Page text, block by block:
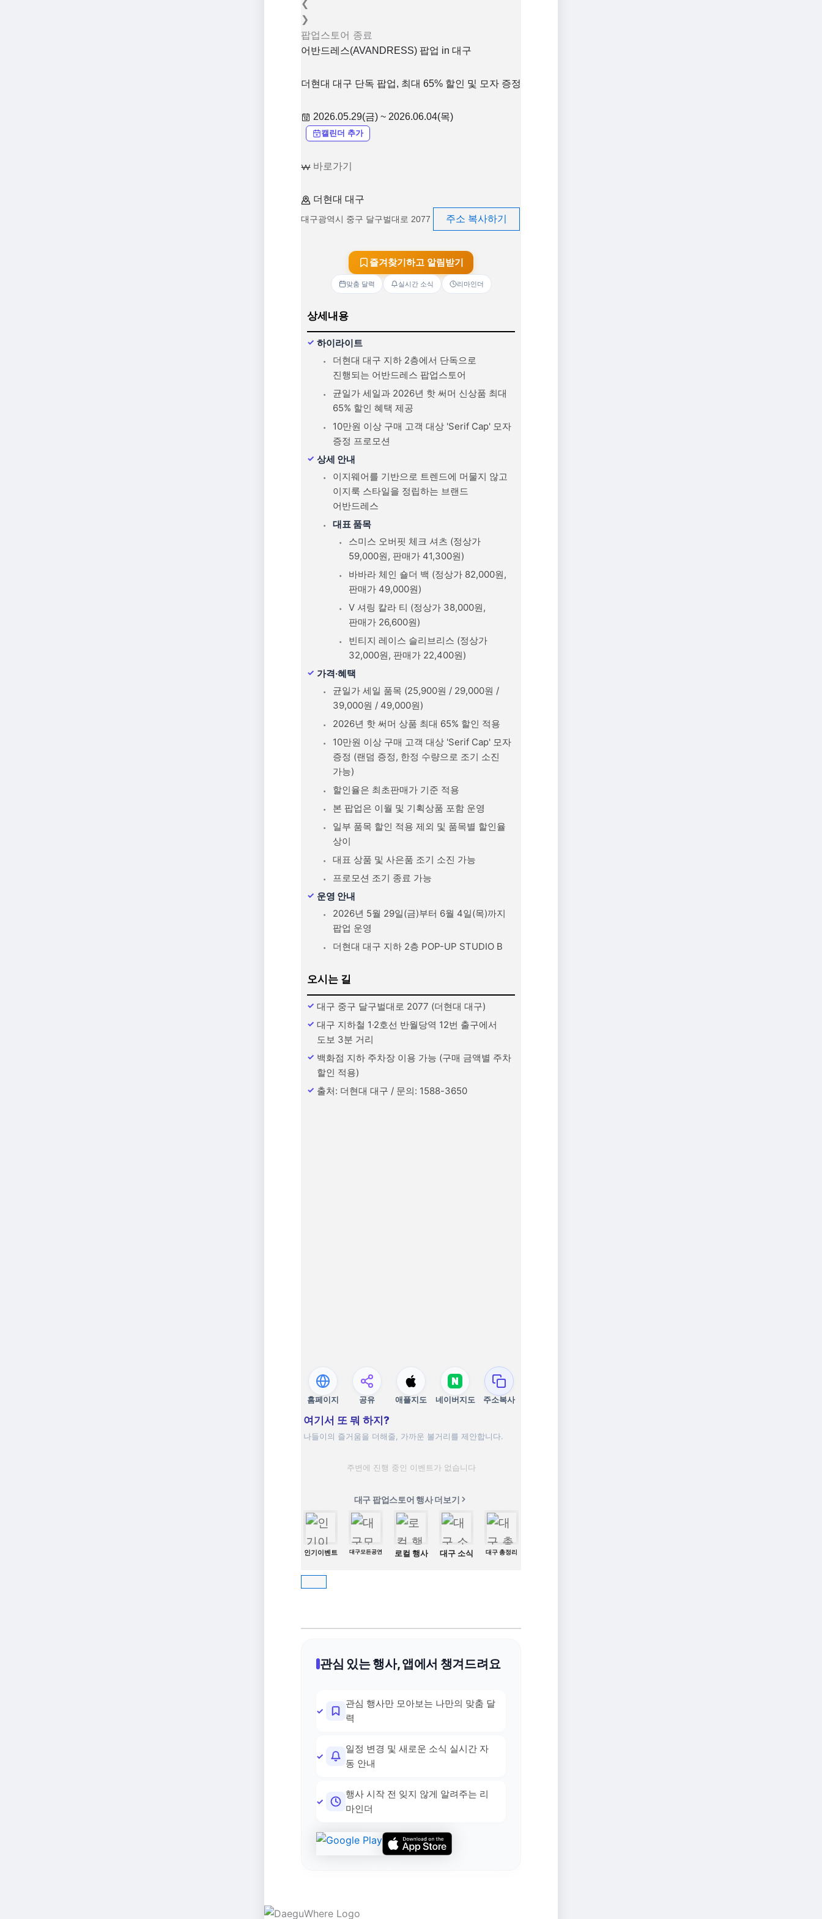
❮
❯
팝업스토어 종료
어반드레스(AVANDRESS) 팝업 in 대구
더현대 대구 단독 팝업, 최대 65% 할인 및 모자 증정
2026.05.29(금) ~ 2026.06.04(목)
캘린더 추가
바로가기
더현대 대구
대구광역시 중구 달구벌대로 2077 주소 복사하기
즐겨찾기하고 알림받기
맞춤 달력 실시간 소식 리마인더
상세내용
하이라이트
더현대 대구 지하 2층에서 단독으로
진행되는 어반드레스 팝업스토어
균일가 세일과 2026년 핫 써머 신상품 최대
65% 할인 혜택 제공
10만원 이상 구매 고객 대상 'Serif Cap' 모자
증정 프로모션
상세 안내
이지웨어를 기반으로 트렌드에 머물지 않고
이지룩 스타일을 정립하는 브랜드
어반드레스
대표 품목
스미스 오버핏 체크 셔츠 (정상가
59,000원, 판매가 41,300원)
바바라 체인 숄더 백 (정상가 82,000원,
판매가 49,000원)
V 셔링 칼라 티 (정상가 38,000원,
판매가 26,600원)
빈티지 레이스 슬리브리스 (정상가
32,000원, 판매가 22,400원)
가격·혜택
균일가 세일 품목 (25,900원 / 29,000원 /
39,000원 / 49,000원)
2026년 핫 써머 상품 최대 65% 할인 적용
10만원 이상 구매 고객 대상 'Serif Cap' 모자
증정 (랜덤 증정, 한정 수량으로 조기 소진
가능)
할인율은 최초판매가 기준 적용
본 팝업은 이월 및 기획상품 포함 운영
일부 품목 할인 적용 제외 및 품목별 할인율
상이
대표 상품 및 사은품 조기 소진 가능
프로모션 조기 종료 가능
운영 안내
2026년 5월 29일(금)부터 6월 4일(목)까지
팝업 운영
더현대 대구 지하 2층 POP-UP STUDIO B
오시는 길
대구 중구 달구벌대로 2077 (더현대 대구)
대구 지하철 1·2호선 반월당역 12번 출구에서
도보 3분 거리
백화점 지하 주차장 이용 가능 (구매 금액별 주차
할인 적용)
출처: 더현대 대구 / 문의: 1588-3650
홈페이지 공유 애플지도 네이버지도 주소복사
여기서 또 뭐 하지?
나들이의 즐거움을 더해줄, 가까운 볼거리를 제안합니다.
주변에 진행 중인 이벤트가 없습니다
대구 팝업스토어 행사 더보기
인기이벤트 대구모든공연 로컬 행사 대구 소식 대구 총정리
관심 있는 행사, 앱에서 챙겨드려요
관심 행사만 모아보는 나만의 맞춤 달
력
일정 변경 및 새로운 소식 실시간 자
동 안내
행사 시작 전 잊지 않게 알려주는 리
마인더